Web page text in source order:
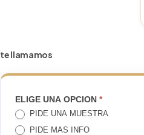
te llamamos
TE
LLAMAMOS
ELIGE UNA OPCION *
PIDE UNA MUESTRA
PIDE MAS INFO